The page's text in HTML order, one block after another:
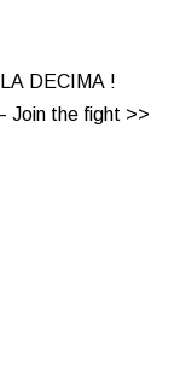
DECIMA !
The Floors – Join the fight >>